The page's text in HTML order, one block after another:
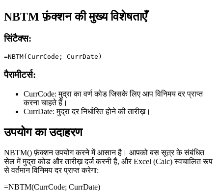
NBTM फ़ंक्शन की मुख्य विशेषताएँ
सिंटैक्स:
पैरामीटर्स:
CurrCode: मुद्रा का वर्ण कोड जिसके लिए आप विनिमय दर प्राप्त
करना चाहते हैं।
CurrDate: मुद्रा दर निर्धारित होने की तारीख़।
उपयोग का उदाहरण
NBTM() फ़ंक्शन उपयोग करने में आसान है। आपको बस सूत्र के संबंधित
सेल में मुद्रा कोड और तारीख़ दर्ज करनी है, और Excel (Calc) स्वचालित रूप
से वर्तमान विनिमय दर प्राप्त करेगा:
=NBTM(CurrCode; CurrDate)